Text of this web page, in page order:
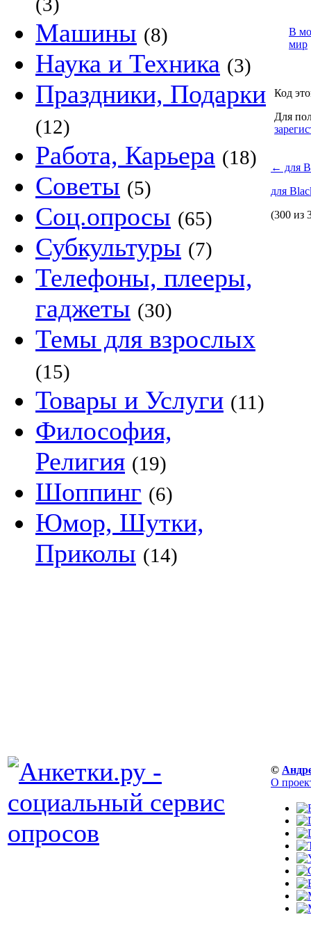
Машины (8)
Наука и Техника (3)
Праздники, Подарки
(12)
Работа, Карьера (18)
Советы (5)
Соц.опросы (65)
Субкультуры (7)
Телефоны, плееры,
гаджеты (30)
Темы для взрослых
(15)
Товары и Услуги (11)
Философия,
Религия (19)
Шоппинг (6)
Юмор, Шутки,
Приколы (14)
В
мир
Код
Для
← для
для
(300 из
©
О